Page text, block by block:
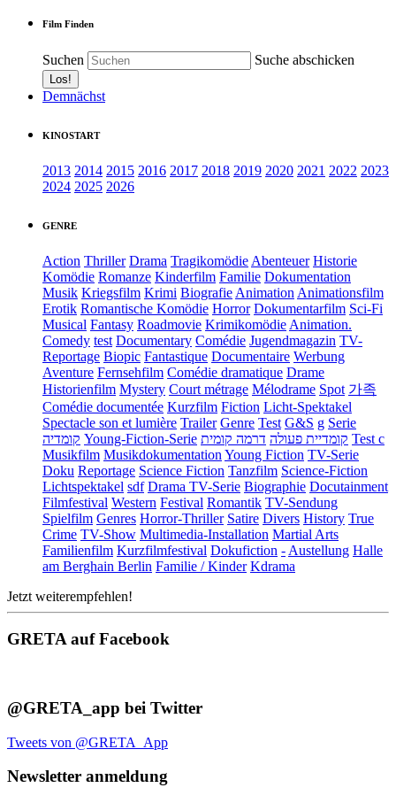
Film Finden
Suchen Suche abschicken
Demnächst
KINOSTART
2013 2014 2015 2016 2017 2018 2019 2020 2021 2022 2023
2024 2025 2026
GENRE
Action Thriller Drama Tragikomödie Abenteuer Historie
Komödie Romanze Kinderfilm Familie Dokumentation
Musik Kriegsfilm Krimi Biografie Animation Animationsfilm
Erotik Romantische Komödie Horror Dokumentarfilm Sci-Fi
Musical Fantasy Roadmovie Krimikomödie Animation.
Comedy test Documentary Comédie Jugendmagazin TV-
Reportage Biopic Fantastique Documentaire Werbung
Aventure Fernsehfilm Comédie dramatique Drame
Historienfilm Mystery Court métrage Mélodrame Spot 가족
Comédie documentée Kurzfilm Fiction Licht-Spektakel
Spectacle son et lumière Trailer Genre Test G&S g Serie
קומדיה Young-Fiction-Serie קומדיית פעולה דרמה קומית
Test c
Musikfilm Musikdokumentation Young Fiction TV-Serie
Doku Reportage Science Fiction Tanzfilm Science-Fiction
Lichtspektakel sdf Drama TV-Serie Biographie Docutainment
Filmfestival Western Festival Romantik TV-Sendung
Spielfilm Genres Horror-Thriller Satire Divers History True
Crime TV-Show Multimedia-Installation Martial Arts
Familienfilm Kurzfilmfestival Dokufiction - Austellung Halle
am Berghain Berlin Familie / Kinder Kdrama
Jetzt weiterempfehlen!
GRETA auf Facebook
@GRETA_app bei Twitter
Tweets von @GRETA_App
Newsletter anmeldung